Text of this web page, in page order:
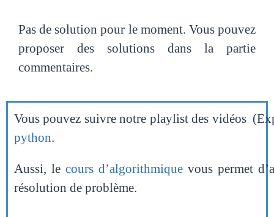
Pas de solution pour le moment. Vous pouvez
proposer des solutions dans la partie
commentaires.
Vous pouvez suivre notre playlist des vidéos
python.
Aussi, le cours d’algorithmiquevous permet
résolution de problème.